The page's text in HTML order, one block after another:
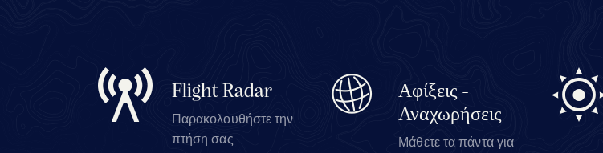
Flight Radar
Παρακολουθήστε την
πτήση σας
Αφίξεις -
Αναχωρήσεις
Μάθετε τα πάντα για